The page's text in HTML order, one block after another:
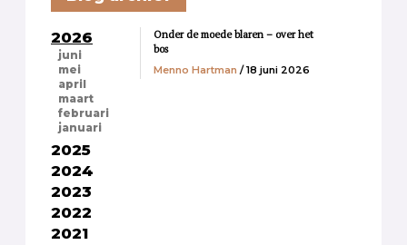
2026
juni
mei
april
maart
februari
januari
2025
2024
2023
2022
2021
Onder de moede blaren – over het
bos
Menno Hartman / 18 juni 2026